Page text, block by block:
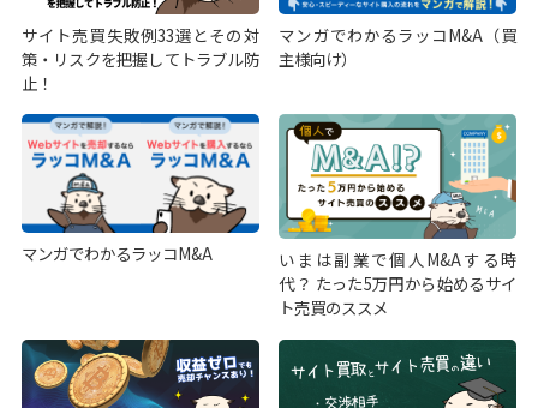
サイト売買失敗例33選とその対
策・リスクを把握してトラブル防
止！
マンガでわかるラッコM&A（買
主様向け）
マンガでわかるラッコM&A
いまは副業で個人M&Aする時
代？ たった5万円から始めるサイ
ト売買のススメ